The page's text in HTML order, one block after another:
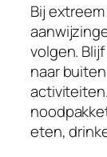
Bij
volgen.
naar
eten,